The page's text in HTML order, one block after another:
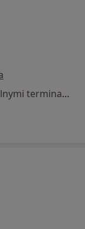
Brak dostępnych specjalistów z wolnymi terminami w tym centrum medycznym.